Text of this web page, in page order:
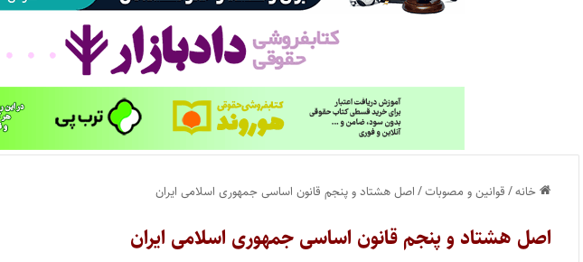
خانه/قوانین و مصوبات/اصل هشتاد و پنجم قانون اساسی جمهوری اسلامی ایران
اصل هشتاد و پنجم قانون اساسی جمهوری اسلامی ایران